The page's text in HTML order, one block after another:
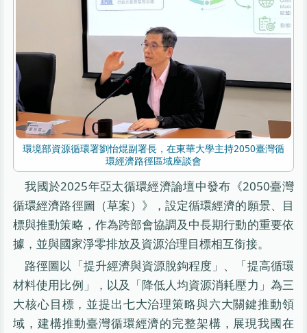
環境部資源循環署劉怡焜副署長，在東華大學主持2050臺灣循
環經濟路徑區域座談會
我國於2025年亞太循環經濟論壇中發布《2050臺灣
循環經濟路徑圖（草案）》，設定循環經濟的願景、目
標與推動策略，作為跨部會協調及中長期行動的重要依
據，並與國家淨零排放及資源治理目標相互銜接。
路徑圖以「提升經濟與資源脫鉤程度」、「提高循環
材料使用比例」，以及「降低人均資源消耗壓力」為三
大核心目標，並提出七大治理策略與六大關鍵推動領
域，建構推動臺灣循環經濟的完整架構，展現我國在